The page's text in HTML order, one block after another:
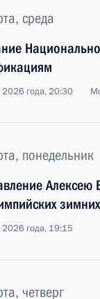
среда
2026 года, 20:30
понедельник
Алексею
2026 года, 19:15
четверг